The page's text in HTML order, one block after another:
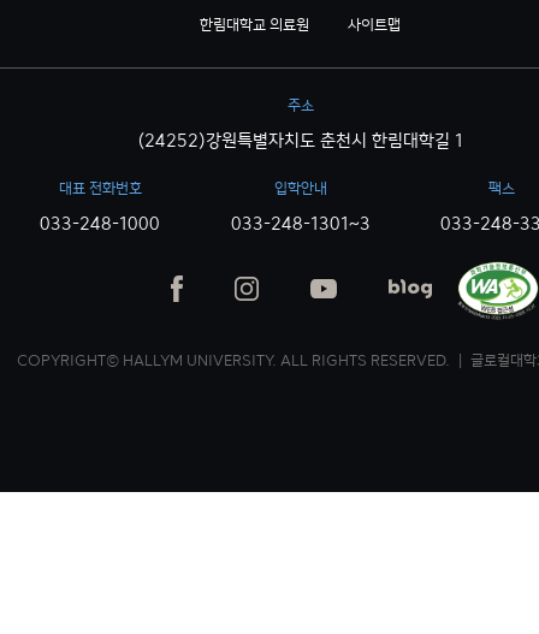
한림대학교 의료원 사이트맵
주소
(24252)강원특별자치도 춘천시 한림대학길 1
대표 전화번호
033-248-1000
입학안내
033-248-1301~3
팩스
033-248-
COPYRIGHT© HALLYM UNIVERSITY. ALL RIGHTS RESERVED. ｜ 글로컬대